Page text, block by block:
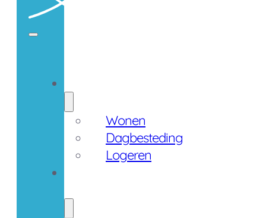
Wonen
Dagbesteding
Logeren